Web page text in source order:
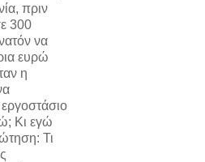
πριν
300
να
ευρώ
η
Κι εγώ
Τι